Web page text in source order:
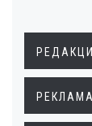
РЕКЛАМА